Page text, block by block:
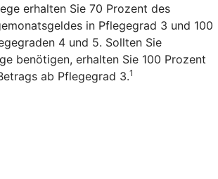
erhalten Sie 70 Prozent des
in Pflegegrad 3 und 100
4 und 5. Sollten Sie
benötigen, erhalten Sie 100 Prozent
ab Pflegegrad 3.1